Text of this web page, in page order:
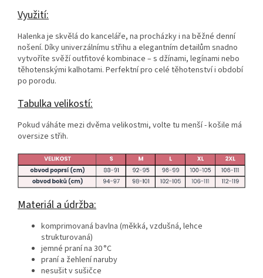
Využití:
Halenka je skvělá do kanceláře, na procházky i na běžné denní
nošení. Díky univerzálnímu střihu a elegantním detailům snadno
vytvoříte svěží outfitové kombinace – s džínami, legínami nebo
těhotenskými kalhotami. Perfektní pro celé těhotenství i období
po porodu.
Tabulka velikostí:
Pokud váháte mezi dvěma velikostmi, volte tu menší - košile má
oversize střih.
Materiál a údržba:
komprimovaná bavlna (měkká, vzdušná, lehce
strukturovaná)
jemné praní na 30 °C
praní a žehlení naruby
nesušit v sušičce